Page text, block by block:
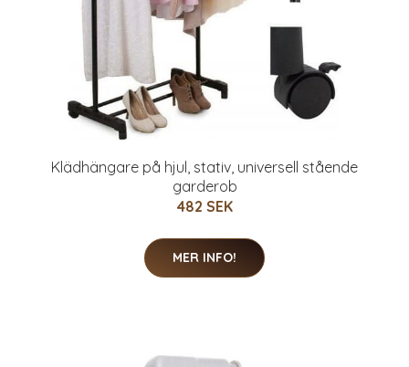
Klädhängare på hjul, stativ, universell stående
garderob
482 SEK
MER INFO!